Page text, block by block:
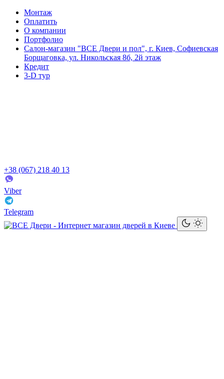
Монтаж
Оплатить
О компании
Портфолио
Салон-магазин "ВСЕ Двери и пол", г. Киев, Софиевская
Борщаговка, ул. Никольская 8б, 2й этаж
Кредит
3-D тур
+38 (067) 218 40 13
Viber
Telegram